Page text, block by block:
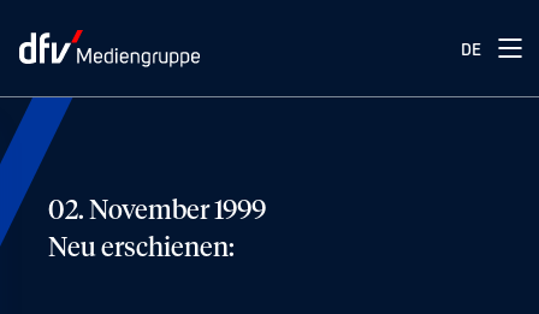
DE
02. November 1999
Neu erschienen: